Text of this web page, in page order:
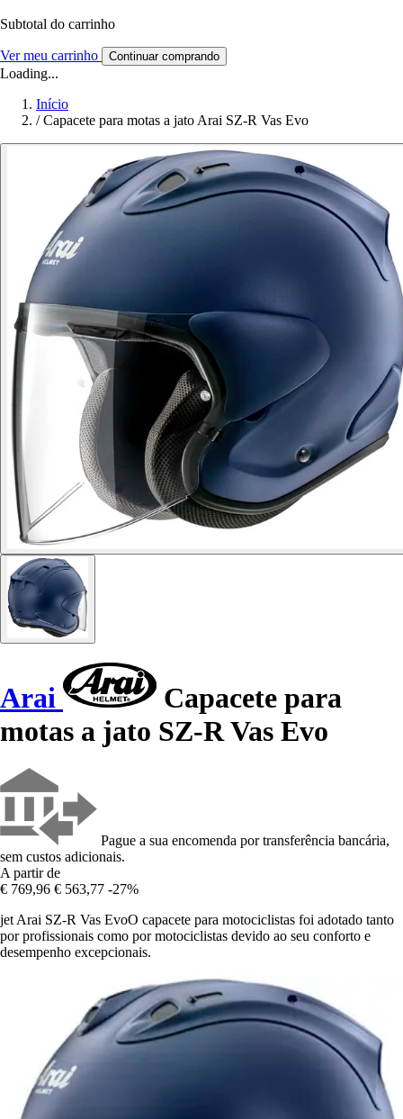
Subtotal do carrinho
Ver meu carrinho Continuar comprando
Loading...
Início
/ Capacete para motas a jato Arai SZ-R Vas Evo
Arai
Capacete para
motas a jato SZ-R Vas Evo
Pague a sua encomenda por transferência bancária,
sem custos adicionais.
A partir de
€ 769,96 € 563,77 -27%
jet Arai SZ-R Vas EvoO capacete para motociclistas foi adotado tanto
por profissionais como por motociclistas devido ao seu conforto e
desempenho excepcionais.